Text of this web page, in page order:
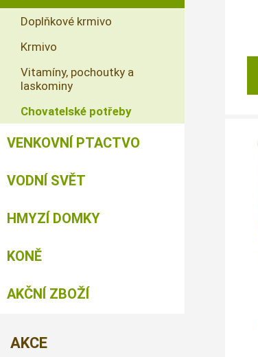
Doplňkové krmivo
Krmivo
Vitamíny, pochoutky a
laskominy
Chovatelské potřeby
VENKOVNÍ PTACTVO
VODNÍ SVĚT
HMYZÍ DOMKY
KONĚ
AKČNÍ ZBOŽÍ
AKCE